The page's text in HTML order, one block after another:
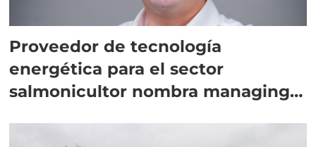
Proveedor de tecnología
energética para el sector
salmonicultor nombra managing